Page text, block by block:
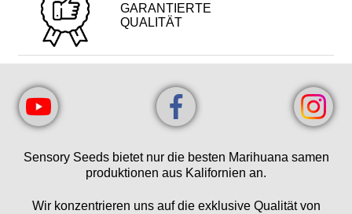
GARANTIERTE
QUALITÄT
Sensory Seeds bietet nur die besten Marihuana samen
produktionen aus Kalifornien an.
Wir konzentrieren uns auf die exklusive Qualität von